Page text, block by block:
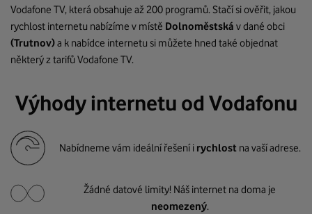
Vodafone TV, která obsahuje až 200 programů. Stačí si ověřit, jakou
rychlost internetu nabízíme v místě Dolnoměstská v dané obci
(Trutnov)a k nabídce internetu si můžete hned také objednat
některý z tarifů Vodafone TV.
Výhody internetu od Vodafonu
Nabídneme vám ideální řešení i rychlost na vaší adrese.
Žádné datové limity! Náš internet na doma je
neomezený.